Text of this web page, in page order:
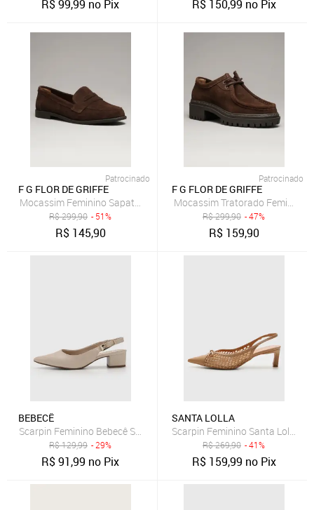
R$99,99 no Pix R$ 150,99 no Pix
Patrocinado
F G FLOR DE GRIFFE
Mocassim Feminino Sapato Em Couro Legítimo Café Flor de Griffe
R$299,90 - 51%
R$ 145,90
Patrocinado
F G FLOR DE GRIFFE
Mocassim Tratorado Feminino
R$299,90 - 47%
R$ 159,90
BEBECÊ
Scarpin Feminino Bebecê Salto Grosso Texturizado Bege
R$129,99 - 29%
R$91,99 no Pix
SANTA LOLLA
Scarpin Feminino Santa Lolla
R$269,90 - 41%
R$ 159,99 no Pix